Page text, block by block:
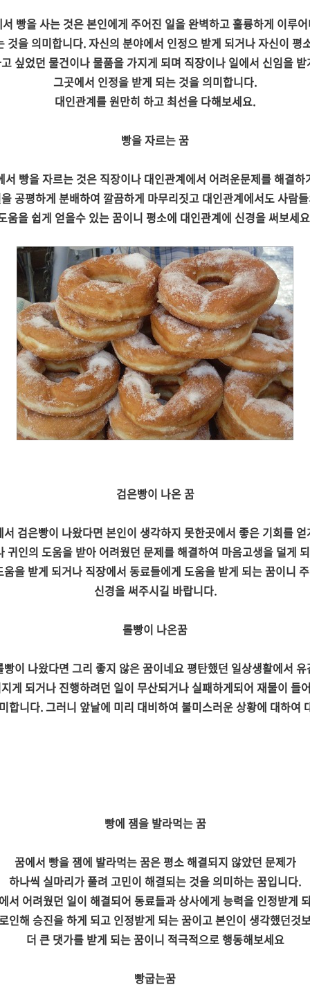
빵을 사는 것은 본인에게 주어진 일을 완벽하고 훌륭하게 이루
것을 의미합니다. 자신의 분야에서 인정으 받게 되거나 자신이 평
싶었던 물건이나 물품을 가지게 되며 직장이나 일에서 신임을 받
그곳에서 인정을 받게 되는 것을 의미합니다.
대인관계를 원만히 하고 최선을 다해보세요.
빵을 자르는 꿈
서 빵을 자르는 것은 직장이나 대인관계에서 어려운문제를 해결하
공평하게 분배하여 깔끔하게 마무리짓고 대인관계에서도 사람
움을 쉽게 얻을수 있는 꿈이니 평소에 대인관계에 신경을 써보세
검은빵이 나온 꿈
서 검은빵이 나왔다면 본인이 생각하지 못한곳에서 좋은 기회를 얻
귀인의 도움을 받아 어려웠던 문제를 해결하여 마음고생을 덜게
을 받게 되거나 직장에서 동료들에게 도움을 받게 되는 꿈이니
신경을 써주시길 바랍니다.
롤빵이 나온꿈
빵이 나왔다면 그리 좋지 않은 꿈이네요 평탄했던 일상생활에서
게 되거나 진행하려던 일이 무산되거나 실패하게되어 재물이 들
합니다. 그러니 앞날에 미리 대비하여 불미스러운 상황에 대하여
빵에 잼을 발라먹는 꿈
꿈에서 빵을 잼에 발라먹는 꿈은 평소 해결되지 않았던 문제가
하나씩 실마리가 풀려 고민이 해결되는 것을 의미하는 꿈입니다.
서 어려웠던 일이 해결되어 동료들과 상사에게 능력을 인정받게
인해 승진을 하게 되고 인정받게 되는 꿈이고 본인이 생각했던것
더 큰 댓가를 받게 되는 꿈이니 적극적으로 행동해보세요
빵굽는꿈